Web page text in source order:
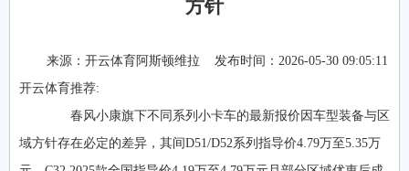
方针
来源： 开云体育阿斯顿维拉 发布时间：2026-05-30 09:05:11
开云体育推荐:
春风小康旗下不同系列小卡车的最新报价因车型装备与区
域方针存在必定的差异，其间D51/D52系列指导价4.79万至5.35万